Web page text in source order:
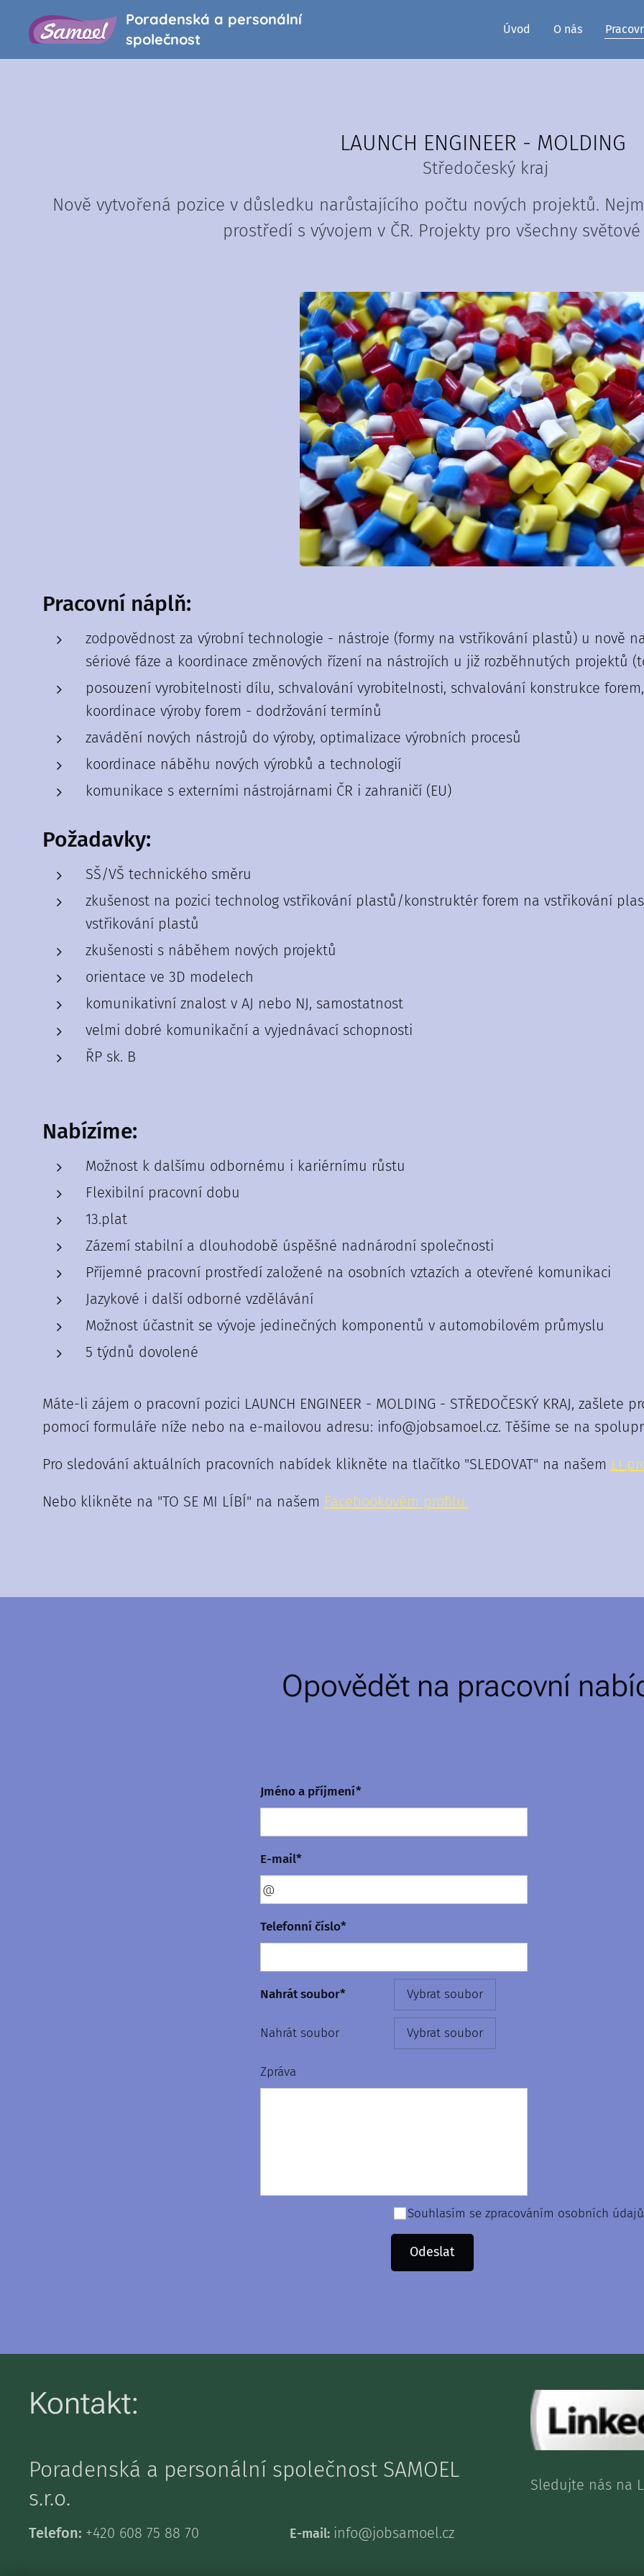
Poradenská a personální
společnost
Úvod O nás
LAUNCH ENGINEER - MOLDING
Středočeský kraj
Nově vytvořená pozice v důsledku narůstajícího počtu nových projektů.
prostředí s vývojem v ČR. Projekty pro všechny
Pracovní náplň:
zodpovědnost za výrobní technologie - nástroje (formy na vstřikování plastů) u nově
sériové fáze a koordinace změnových řízení na nástrojích u již rozběhnutých projektů
posouzení vyrobitelnosti dílu, schvalování vyrobitelnosti, schvalování konstrukce
koordinace výroby forem - dodržování termínů
zavádění nových nástrojů do výroby, optimalizace výrobních procesů
koordinace náběhu nových výrobků a technologií
komunikace s externími nástrojárnami ČR i zahraničí (EU)
Požadavky:
SŠ/VŠ technického směru
zkušenost na pozici technolog vstřikování plastů/konstruktér forem na vstřikování
vstřikování plastů
zkušenosti s náběhem nových projektů
orientace ve 3D modelech
komunikativní znalost v AJ nebo NJ, samostatnost
velmi dobré komunikační a vyjednávací schopnosti
ŘP sk. B
Nabízíme:
Možnost k dalšímu odbornému i kariérnímu růstu
Flexibilní pracovní dobu
13.plat
Zázemí stabilní a dlouhodobě úspěšné nadnárodní společnosti
Příjemné pracovní prostředí založené na osobních vztazích a otevřené komunikaci
Jazykové i další odborné vzdělávání
Možnost účastnit se vývoje jedinečných komponentů v automobilovém průmyslu
5 týdnů dovolené
Máte-li zájem o pracovní pozici LAUNCH ENGINEER - MOLDING - STŘEDOČESKÝ KRAJ,
pomocí formuláře níže nebo na e-mailovou adresu: info@jobsamoel.cz. Těšíme se na
Pro sledování aktuálních pracovních nabídek klikněte na tlačítko "SLEDOVAT" na našem LI
Nebo klikněte na "TO SE MI LÍBÍ" na našem Facebookovém profilu.
Opovědět na pracovní
Jméno a příjmení*
E-mail*
Telefonní číslo*
Nahrát soubor* Vybrat soubor
Nahrát soubor Vybrat soubor
Zpráva
Souhlasím se zpracováním osobních údajů
Odeslat
Kontakt:
Poradenská a personální společnost SAMOEL
s.r.o.
Telefon: +420 608 75 88 70 E-mail: info@jobsamoel.cz
Sledujte nás